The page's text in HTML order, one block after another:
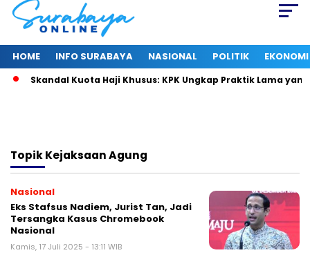
HOME INFO SURABAYA NASIONAL POLITIK EKONOMI
Skandal Kuota Haji Khusus: KPK Ungkap Praktik Lama yang
TopikKejaksaan Agung
Nasional
Eks Stafsus Nadiem, Jurist Tan, Jadi
Tersangka Kasus Chromebook
Nasional
Kamis, 17 Juli 2025 - 13:11 WIB